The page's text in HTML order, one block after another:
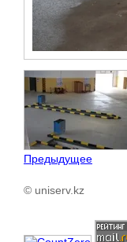
Предыдущее
© uniserv.kz